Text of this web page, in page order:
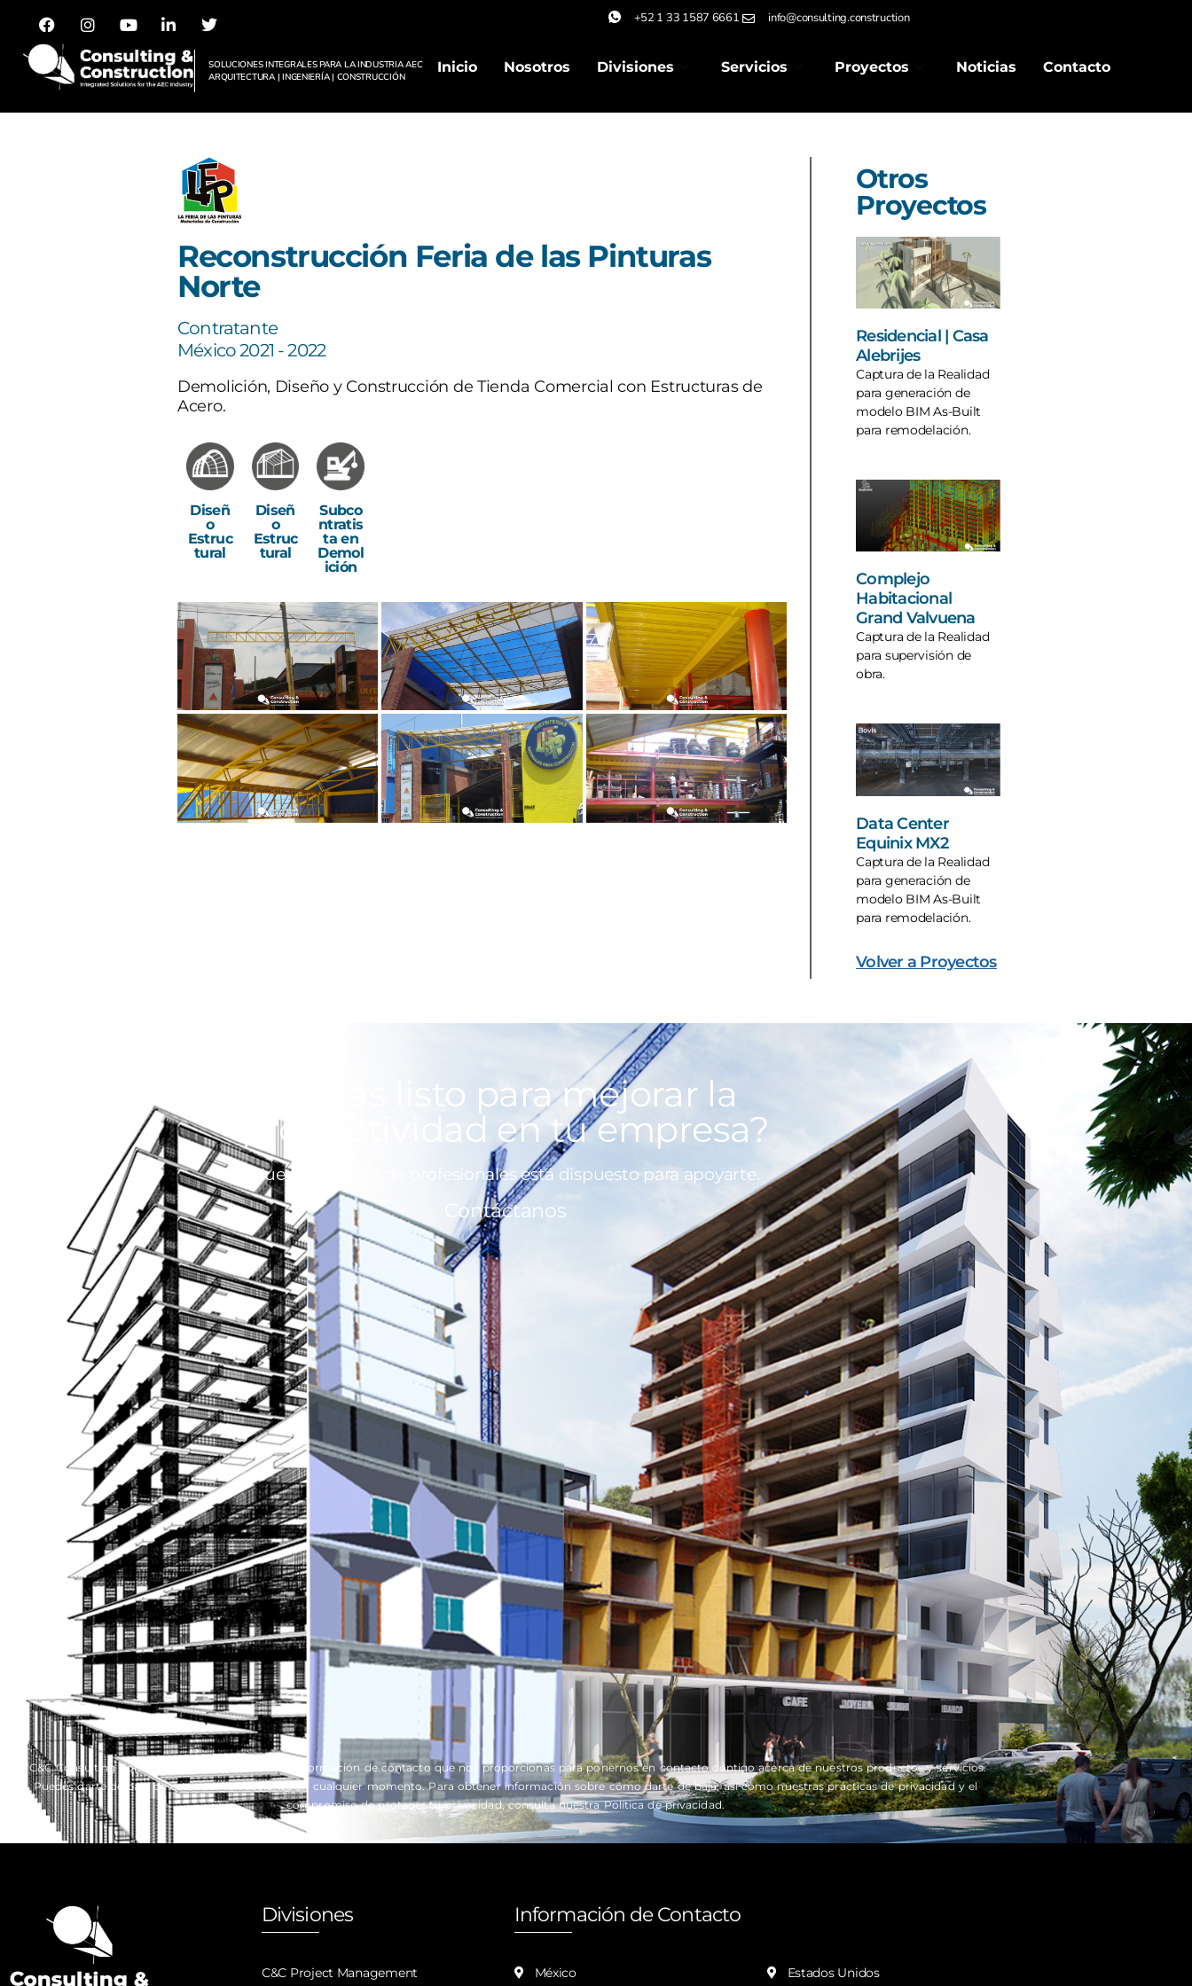
+52 1 33 1587 6661 info@consulting.construction
SOLUCIONES INTEGRALES PARA LA INDUSTRIA AEC
ARQUITECTURA | INGENIERÍA | CONSTRUCCIÓN
Inicio Nosotros Divisiones Servicios Proyectos Noticias Contacto
Reconstrucción Feria de las Pinturas
Norte
Contratante
México 2021 - 2022
Demolición, Diseño y Construcción de Tienda Comercial con Estructuras de
Acero.
Diseñ
o
Estruc
tural
Diseñ
o
Estruc
tural
Subco
ntratis
ta en
Demol
ición
Otros
Proyectos
Residencial | Casa
Alebrijes
Captura de la Realidad
para generación de
modelo BIM As-Built
para remodelación.
Complejo
Habitacional
Grand Valvuena
Captura de la Realidad
para supervisión de
obra.
Data Center
Equinix MX2
Captura de la Realidad
para generación de
modelo BIM As-Built
para remodelación.
Volver a Proyectos
¿Estás listo para mejorar la
productividad en tu empresa?
Nuestro equipo de profesionales está dispuesto para apoyarte.
Contáctanos
*C&C Consulting Construction Group necesita la información de contacto que nos proporcionas para ponernos en contacto contigo acerca de nuestros productos y servicios.
Puedes darte de baja de estas comunicaciones en cualquier momento. Para obtener información sobre cómo darte de baja, así como nuestras prácticas de privacidad y el
compromiso de proteger tu privacidad, consulta nuestra Política de privacidad.
Divisiones
C&C Project Management
Información de Contacto
México Estados Unidos